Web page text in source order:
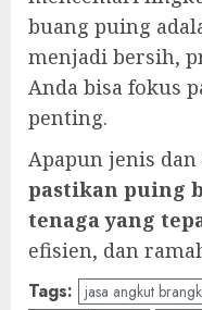
buang puing
menjadi bersih,
Anda bisa fokus
penting.
Apapun jenis
pastikan puing
tenaga yang
efisien, dan
Tags: jasa angkut